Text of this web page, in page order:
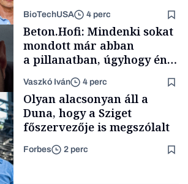
BioTechUSA 4 perc
Beton.Hofi: Mindenki sokat
mondott már abban
a pillanatban, úgyhogy én
a legsarkosabb
gondolataimat akartam
kimondani
Vaszkó Iván 4 perc
Olyan alacsonyan áll a
Duna, hogy a Sziget
főszervezője is megszólalt
Forbes 2 perc